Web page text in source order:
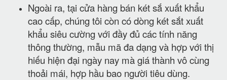
Ngoài ra, tại cửa hàng bán két sắ xuất khẩu
cao cấp, chúng tôi còn có dòng két sắt xuất
khẩu siêu cường với đầy đủ các tính năng
thông thường, mẫu mã đa dạng và hợp với thị
hiếu hiện đại ngày nay mà giá thành vô cùng
thoải mái, hợp hầu bao người tiêu dùng.